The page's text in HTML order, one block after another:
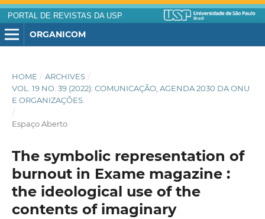
PORTAL DE REVISTAS DA USP
ORGANICOM
HOME / ARCHIVES /
VOL. 19 NO. 39 (2022): COMUNICAÇÃO, AGENDA 2030 DA ONU
E ORGANIZAÇÕES.
/
Espaço Aberto
The symbolic representation of
burnout in Exame magazine :
the ideological use of the
contents of imaginary